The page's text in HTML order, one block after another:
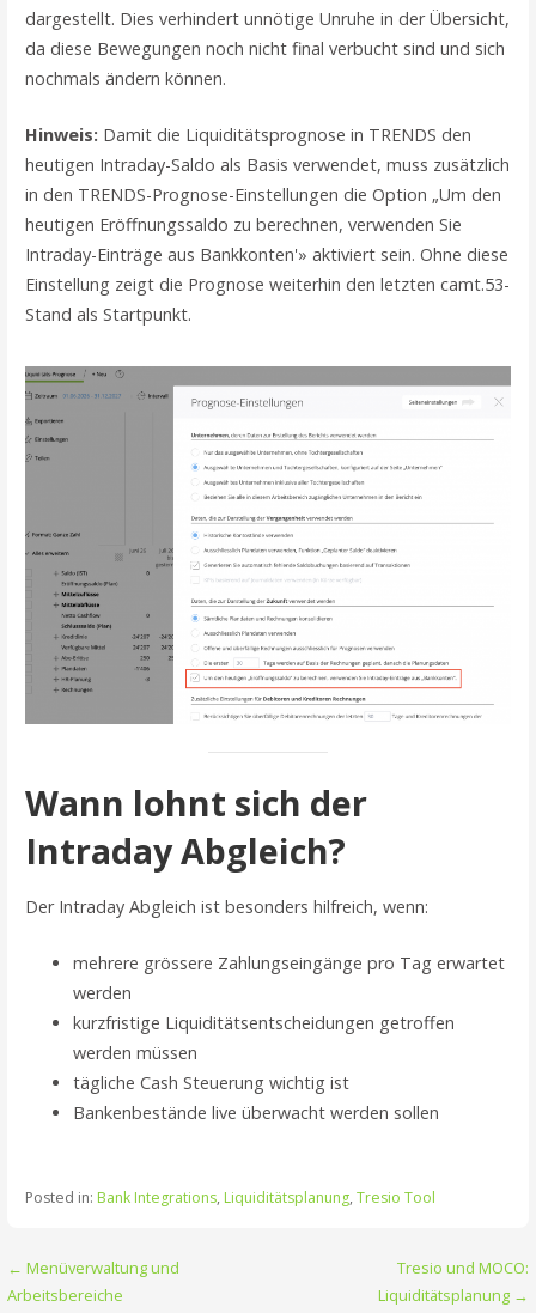
dargestellt. Dies verhindert unnötige Unruhe in der Übersicht,
da diese Bewegungen noch nicht final verbucht sind und sich
nochmals ändern können.
Hinweis: Damit die Liquiditätsprognose in TRENDS den
heutigen Intraday-Saldo als Basis verwendet, muss zusätzlich
in den TRENDS-Prognose-Einstellungen die Option „Um den
heutigen Eröffnungssaldo zu berechnen, verwenden Sie
Intraday-Einträge aus Bankkonten'» aktiviert sein. Ohne diese
Einstellung zeigt die Prognose weiterhin den letzten camt.53-
Stand als Startpunkt.
Wann lohnt sich der
Intraday Abgleich?
Der Intraday Abgleich ist besonders hilfreich, wenn:
mehrere grössere Zahlungseingänge pro Tag erwartet
werden
kurzfristige Liquiditätsentscheidungen getroffen
werden müssen
tägliche Cash Steuerung wichtig ist
Bankenbestände live überwacht werden sollen
Posted in: Bank Integrations, Liquiditätsplanung, Tresio Tool
Beitrags-
← Menüverwaltung und
Arbeitsbereiche
Tresio und MOCO:
Liquiditätsplanung →